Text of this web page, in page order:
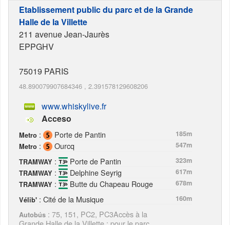
Etablissement public du parc et de la Grande
Halle de la Villette
211 avenue Jean-Jaurès
EPPGHV
75019 PARIS
48.890079907684346 , 2.391578129608206
www.whiskylive.fr
Acceso
Metro : Porte de Pantin
185m
Metro : Ourcq
547m
TRAMWAY : Porte de Pantin
323m
TRAMWAY : Delphine Seyrig
617m
TRAMWAY : Butte du Chapeau Rouge
678m
Vélib' : Cité de la Musique
160m
Autobús : 75, 151, PC2, PC3Accès à la